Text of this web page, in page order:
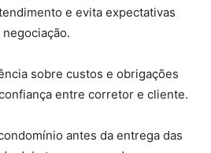
e evita expectativas
sobre custos e obrigações
entre corretor e cliente.
antes da entrega das